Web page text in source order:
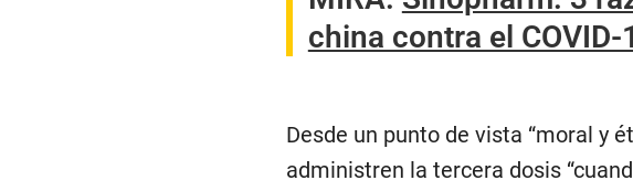
china contra el COVID-
Desde un punto de vista “moral y
administren la tercera dosis